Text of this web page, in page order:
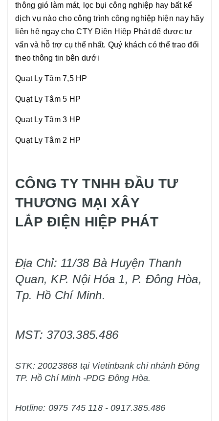
thông gió làm mát, lọc bụi công nghiệp hay bất kể
dịch vụ nào cho công trình công nghiệp hiện nay hãy
liên hệ ngay cho CTY Điện Hiệp Phát để được tư
vấn và hỗ trợ cụ thể nhất. Quý khách có thể trao đổi
theo thông tin bên dưới
Quạt Ly Tâm 7,5 HP
Quạt Ly Tâm 5 HP
Quạt Ly Tâm 3 HP
Quạt Ly Tâm 2 HP
CÔNG TY TNHH ĐẦU TƯ
THƯƠNG MẠI XÂY
LẮP ĐIỆN HIỆP PHÁT
Địa Chỉ: 11/38 Bà Huyện Thanh
Quan, KP. Nội Hóa 1, P. Đông Hòa,
Tp. Hồ Chí Minh.
MST: 3703.385.486
STK: 20023868 tại Vietinbank chi nhánh Đông
TP. Hồ Chí Minh -PDG Đông Hòa.
Hotline: 0975 745 118 - 0917.385.486